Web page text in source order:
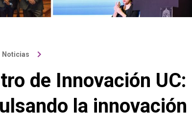
Noticias keyboard_arrow_right
de Innovación
la innovación